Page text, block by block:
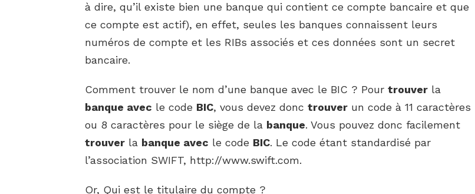
à dire, qu’il existe bien une banque qui contient ce compte bancaire et que
ce compte est actif), en effet, seules les banques connaissent leurs
numéros de compte et les RIBs associés et ces données sont un secret
bancaire.
Comment trouver le nom d’une banque avec le BIC ? Pour trouver la
banque avec le code BIC, vous devez donc trouver un code à 11 caractères
ou 8 caractères pour le siège de la banque. Vous pouvez donc facilement
trouver la banque avec le code BIC. Le code étant standardisé par
l’association SWIFT, http://www.swift.com.
Or, Qui est le titulaire du compte ?